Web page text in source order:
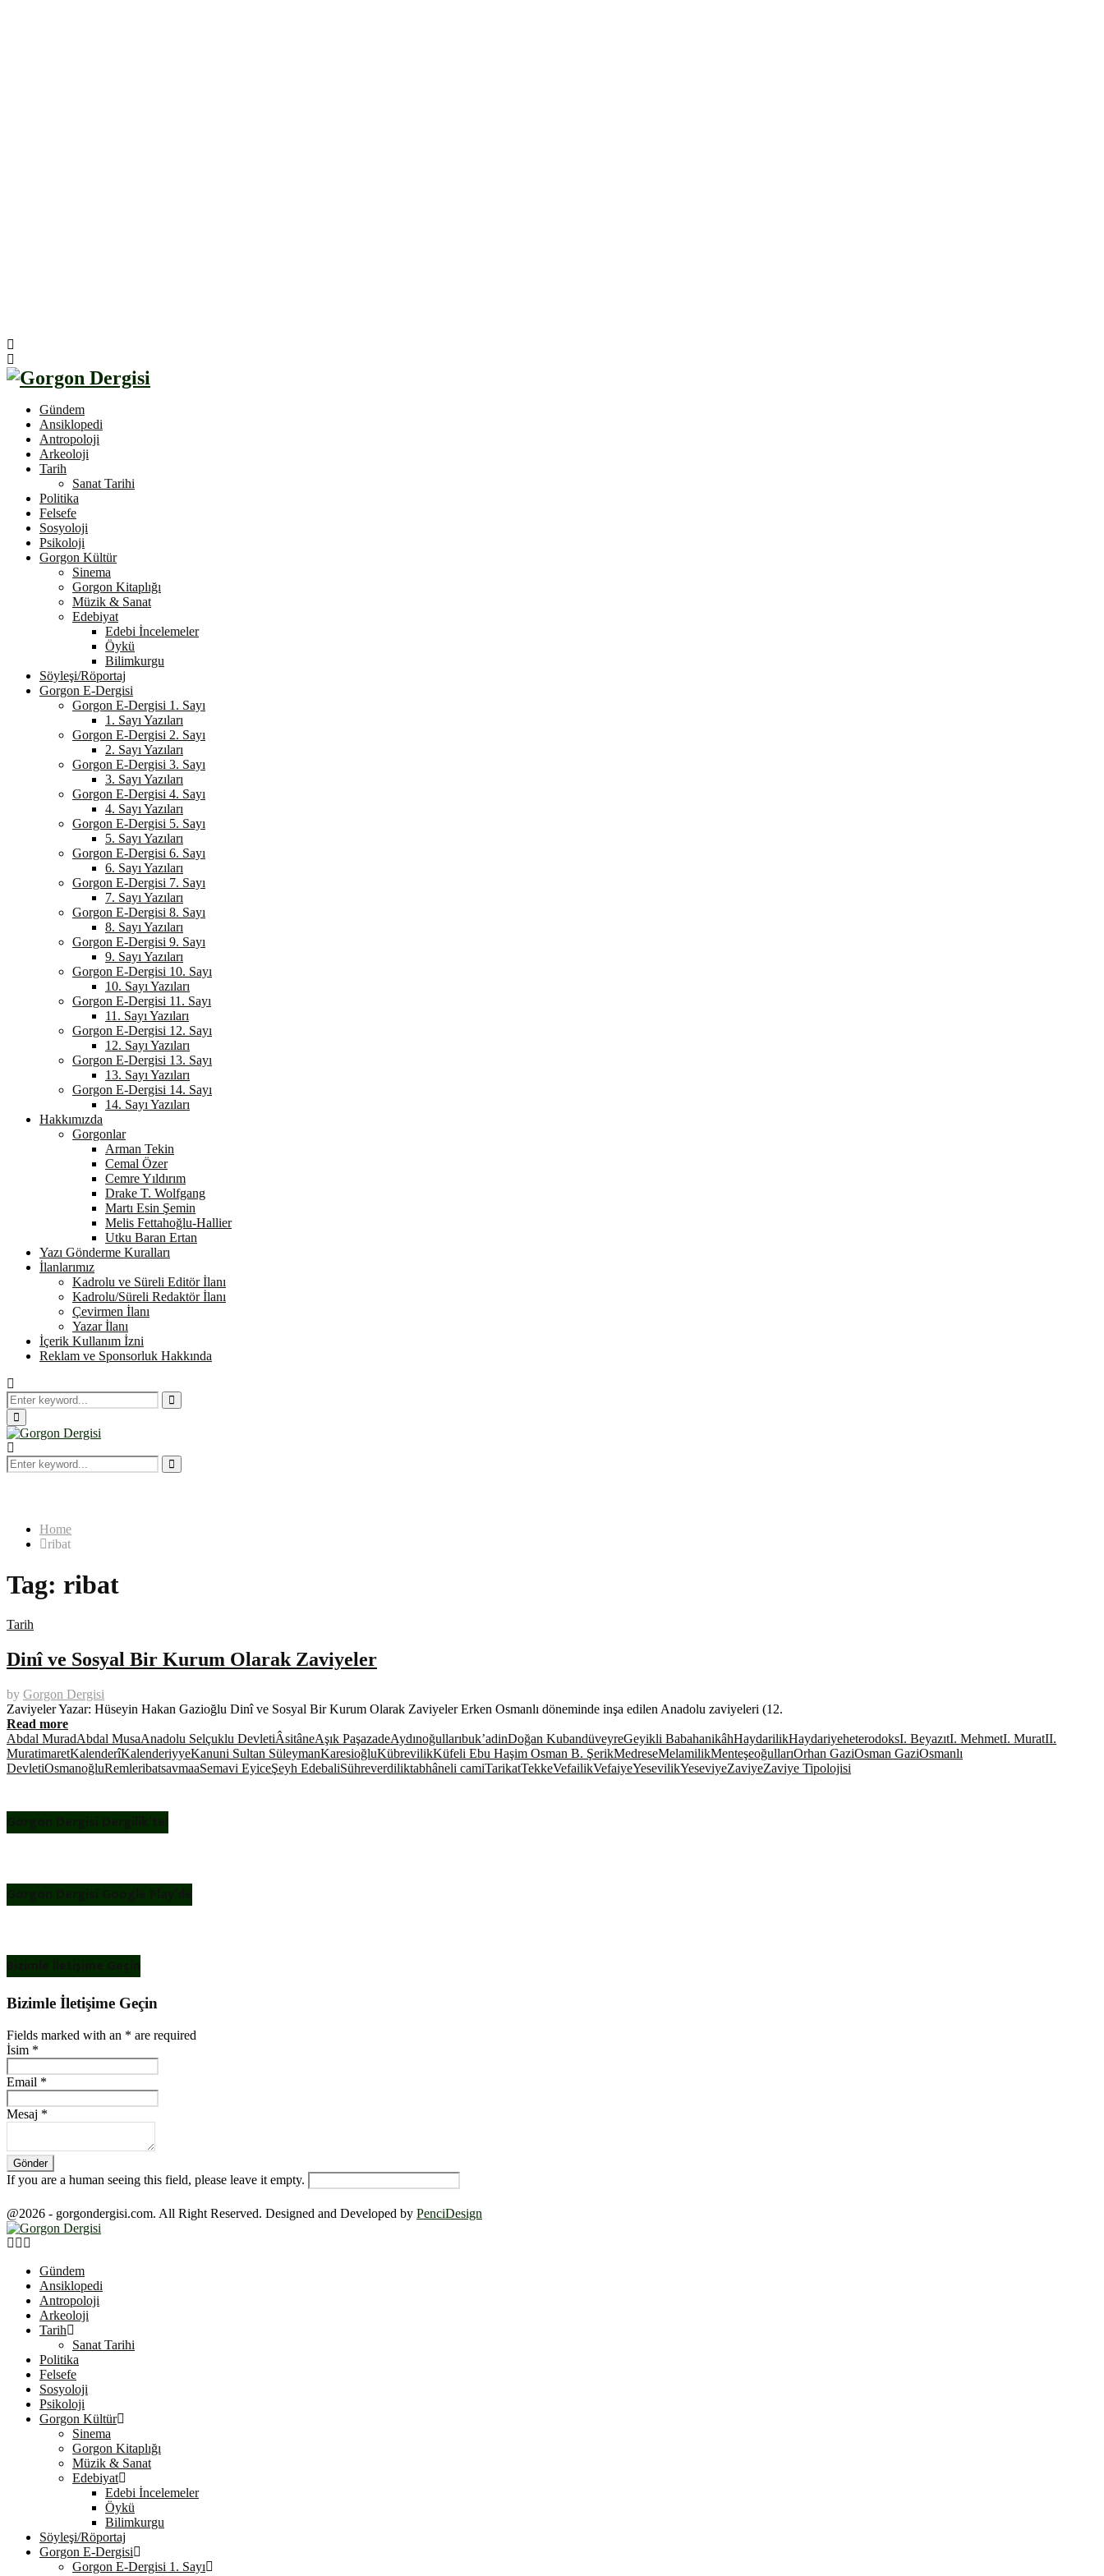
Gündem
Ansiklopedi
Antropoloji
Arkeoloji
Tarih
Sanat Tarihi
Politika
Felsefe
Sosyoloji
Psikoloji
Gorgon Kültür
Sinema
Gorgon Kitaplığı
Müzik & Sanat
Edebiyat
Edebi İncelemeler
Öykü
Bilimkurgu
Söyleşi/Röportaj
Gorgon E-Dergisi
Gorgon E-Dergisi 1. Sayı
1. Sayı Yazıları
Gorgon E-Dergisi 2. Sayı
2. Sayı Yazıları
Gorgon E-Dergisi 3. Sayı
3. Sayı Yazıları
Gorgon E-Dergisi 4. Sayı
4. Sayı Yazıları
Gorgon E-Dergisi 5. Sayı
5. Sayı Yazıları
Gorgon E-Dergisi 6. Sayı
6. Sayı Yazıları
Gorgon E-Dergisi 7. Sayı
7. Sayı Yazıları
Gorgon E-Dergisi 8. Sayı
8. Sayı Yazıları
Gorgon E-Dergisi 9. Sayı
9. Sayı Yazıları
Gorgon E-Dergisi 10. Sayı
10. Sayı Yazıları
Gorgon E-Dergisi 11. Sayı
11. Sayı Yazıları
Gorgon E-Dergisi 12. Sayı
12. Sayı Yazıları
Gorgon E-Dergisi 13. Sayı
13. Sayı Yazıları
Gorgon E-Dergisi 14. Sayı
14. Sayı Yazıları
Hakkımızda
Gorgonlar
Arman Tekin
Cemal Özer
Cemre Yıldırım
Drake T. Wolfgang
Martı Esin Şemin
Melis Fettahoğlu-Hallier
Utku Baran Ertan
Yazı Gönderme Kuralları
İlanlarımız
Kadrolu ve Süreli Editör İlanı
Kadrolu/Süreli Redaktör İlanı
Çevirmen İlanı
Yazar İlanı
İçerik Kullanım İzni
Reklam ve Sponsorluk Hakkında
Search
for:
Search
Primary
Menu
Search
for:
Search
Home
ribat
Tag: ribat
Tarih
Dinî ve Sosyal Bir Kurum Olarak Zaviyeler
by Gorgon Dergisi
Zaviyeler Yazar: Hüseyin Hakan Gazioğlu Dinî ve Sosyal Bir Kurum Olarak Zaviyeler Erken Osmanlı döneminde inşa edilen Anadolu zaviyeleri (12.
Read more
Abdal MuradAbdal MusaAnadolu Selçuklu DevletiÂsitâneAşık PaşazadeAydınoğullarıbuk’adinDoğan KubandüveyreGeyikli BabahanikâhHaydarilikHaydariyeheterodoksI. BeyazıtI. MehmetI. MuratII.
MuratimaretKalenderîKalenderiyyeKanuni Sultan SüleymanKaresioğluKübrevilikKüfeli Ebu Haşim Osman B. ŞerikMedreseMelamilikMenteşeoğullarıOrhan GaziOsman GaziOsmanlı
DevletiOsmanoğluRemleribatsavmaaSemavi EyiceŞeyh EdebaliSühreverdiliktabhâneli camiTarikatTekkeVefailikVefaiyeYesevilikYeseviyeZaviyeZaviye Tipolojisi
Gorgon Dergisi Dergilik’te!
Gorgon Dergisi Google Play’de
Bizimle İletişime Geçin
Bizimle İletişime Geçin
Fields marked with an * are required
İsim *
Email *
Mesaj *
If you are a human seeing this field, please leave it empty.
@2026 - gorgondergisi.com. All Right Reserved. Designed and Developed by PenciDesign
Facebook
Twitter
Gündem
Ansiklopedi
Antropoloji
Arkeoloji
Tarih
Sanat Tarihi
Politika
Felsefe
Sosyoloji
Psikoloji
Gorgon Kültür
Sinema
Gorgon Kitaplığı
Müzik & Sanat
Edebiyat
Edebi İncelemeler
Öykü
Bilimkurgu
Söyleşi/Röportaj
Gorgon E-Dergisi
Gorgon E-Dergisi 1. Sayı